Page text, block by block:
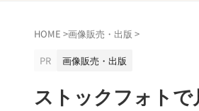
HOME >画像販売・出版 >
PR
画像販売・出版
ストックフォト